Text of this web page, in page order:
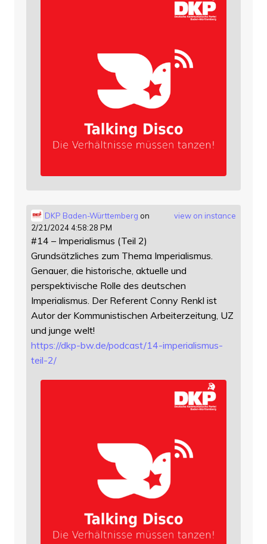
view on instance
DKP Baden-Württemberg on
2/21/2024 4:58:28 PM
#14 – Imperialismus (Teil 2)
Grundsätzliches zum Thema Imperialismus.
Genauer, die historische, aktuelle und
perspektivische Rolle des deutschen
Imperialismus. Der Referent Conny Renkl ist
Autor der Kommunistischen Arbeiterzeitung, UZ
und junge welt!
https://dkp-bw.de/podcast/14-imperialismus-
teil-2/